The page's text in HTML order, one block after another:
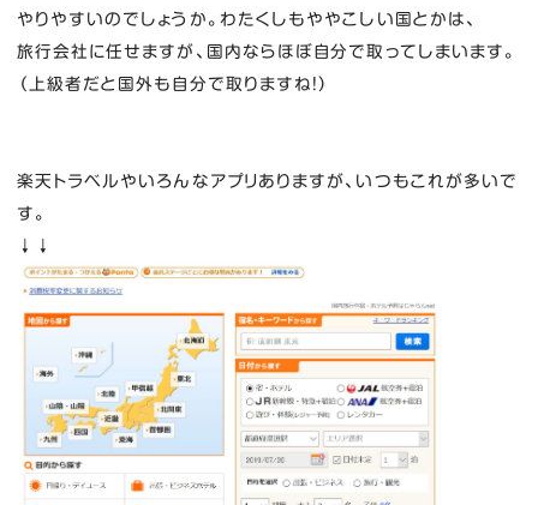
やりやすいのでしょうか。わたくしもややこしい国とかは、
旅行会社に任せますが、国内ならほぼ自分で取ってしまいます。
（上級者だと国外も自分で取りますね！）
楽天トラベルやいろんなアプリありますが、いつもこれが多いで
す。
↓↓